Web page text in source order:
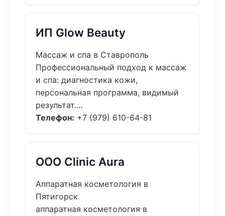
ИП Glow Beauty
Массаж и спа в Ставрополь
Профессиональный подход к массаж
и спа: диагностика кожи,
персональная программа, видимый
результат....
Телефон: +7 (979) 610-64-81
ООО Clinic Aura
Аппаратная косметология в
Пятигорск
аппаратная косметология в